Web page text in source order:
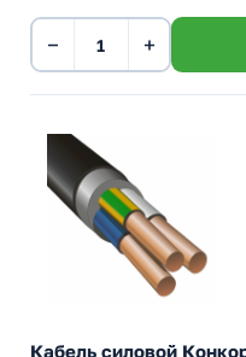
− +
Кабель силовой